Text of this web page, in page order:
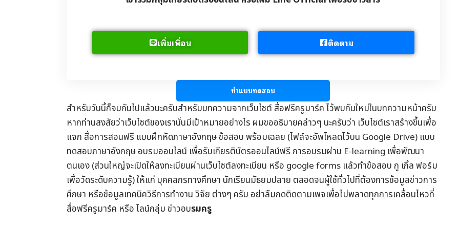
เพิ่มเพื่อน ติดตาม
ทำแบบทดสอบ
สำหรับวันนี้ก็จบกันไปแล้วนะครับสำหรับบทความจากเว็บไซต์สื่อฟรีครูมาร์คไว้พบกันใหม่ในบทความหน้าครับ
หากท่านสงสัยว่าเว็บไซต์ของเรานั่นมีเป้าหมายอย่างไร ผมขออธิบายคล่าวๆ นะครับว่า เว็บไซต์เราสร้างขึ้นเพื่อ
แจก สื่อการสอนฟรี แบบฝึกหัดภาษาอังกฤษข้อสอบพร้อมเฉลย (ไฟล์จะอัพโหลดไว้บน Google Drive) แบบ
ทดสอบภาษาอังกฤษอบรมออนไลน์ เพื่อรับเกียรติบัตรออนไลน์ฟรี การอบรมผ่าน E-learning เพื่อพัฒนา
ตนเอง (ส่วนใหญ่จะเปิดให้ลงทะเบียนผ่านเว็บไซต์ลงทะเบียน หรือ google forms แล้วทำข้อสอบ กู เกิ้ล ฟอร์ม
เพื่อวัดระดับความรู้) ให้แก่ บุคคลกรทางศึกษา นักเรียนมัธยมปลาย ตลอดจนผู้ใช้ทั่วไปที่ต้องการข้อมูลข่าวการ
ศึกษา หรือข้อมูลเทคนิควิธีการทำงาน วิจัย ต่างๆ ครับ อย่าลืมกดติดตามเพจเพื่อไม่พลาดทุกการเคลื่อนไหวที่
สื่อฟรีครูมาร์ค หรือ ไลน์กลุ่มข่าวอบรมครู